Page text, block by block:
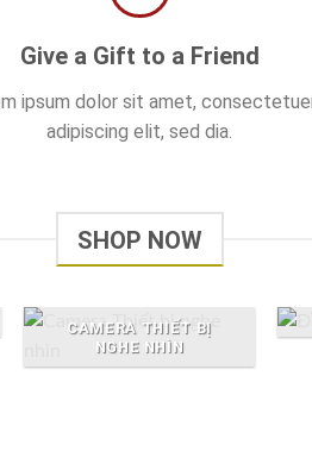
Give a Gift to a Friend
ipsum dolor sit amet,
adipiscing elit, sed dia.
SHOP NOW
CAMERA THIẾT BỊ
NGHE NHÌN